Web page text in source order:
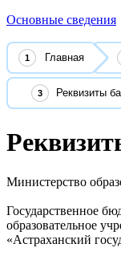
Основные сведения
Главная
Реквизиты
Министерство
Государственное
образовательное
«Астраханский